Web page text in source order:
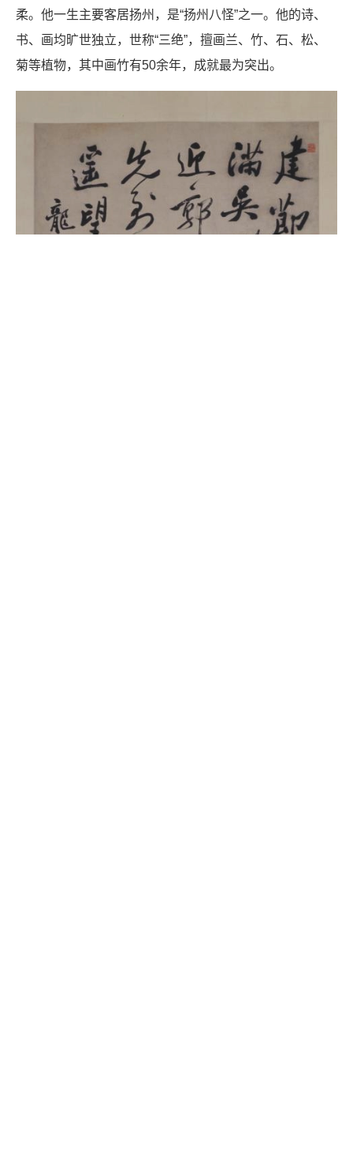
柔。他一生主要客居扬州，是“扬州八怪”之一。他的诗、
书、画均旷世独立，世称“三绝”，擅画兰、竹、石、松、
菊等植物，其中画竹有50余年，成就最为突出。